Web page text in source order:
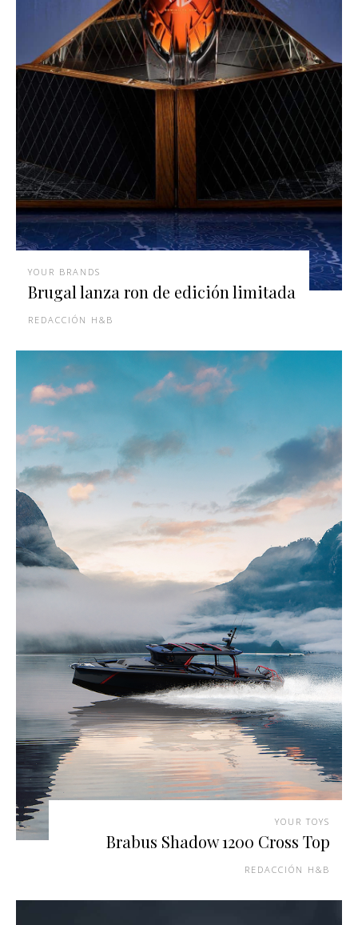
YOUR BRANDS
Brugal lanza ron de edición limitada
REDACCIÓN H&B
YOUR TOYS
Brabus Shadow 1200 Cross Top
REDACCIÓN H&B